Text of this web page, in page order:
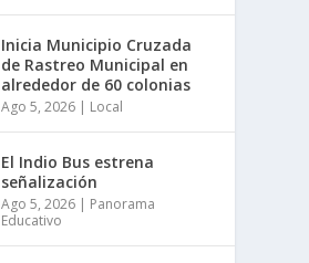
Inicia Municipio Cruzada
de Rastreo Municipal en
alrededor de 60 colonias
Ago 5, 2026 | Local
El Indio Bus estrena
señalización
Ago 5, 2026 | Panorama
Educativo